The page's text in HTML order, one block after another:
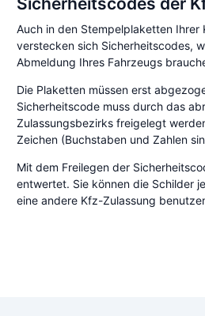
Auch in den Stempelplaketten Ihrer
verstecken sich Sicherheitscodes,
Abmeldung Ihres Fahrzeugs
Die Plaketten müssen erst
Sicherheitscode muss durch das
Zulassungsbezirks freigelegt
Zeichen (Buchstaben und Zahlen
Mit dem Freilegen der
entwertet. Sie können die Schilder
eine andere Kfz-Zulassung